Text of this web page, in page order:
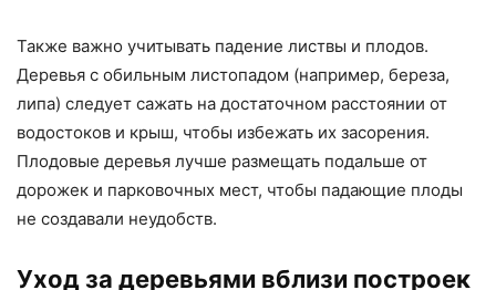
Также важно учитывать падение листвы и плодов.
Деревья с обильным листопадом (например, береза,
липа) следует сажать на достаточном расстоянии от
водостоков и крыш, чтобы избежать их засорения.
Плодовые деревья лучше размещать подальше от
дорожек и парковочных мест, чтобы падающие плоды
не создавали неудобств.
Уход за деревьями вблизи построек